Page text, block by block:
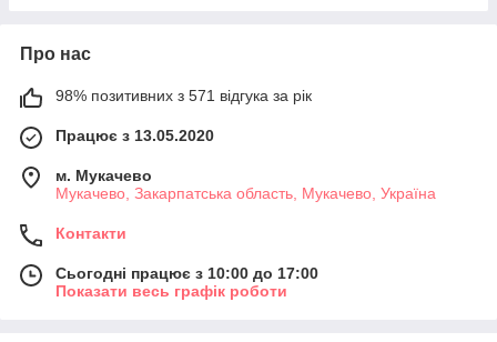
Про нас
98% позитивних з 571 відгука за рік
Працює з 13.05.2020
м. Мукачево
Мукачево, Закарпатська область, Мукачево, Україна
Контакти
Сьогодні працює з 10:00 до 17:00
Показати весь графік роботи